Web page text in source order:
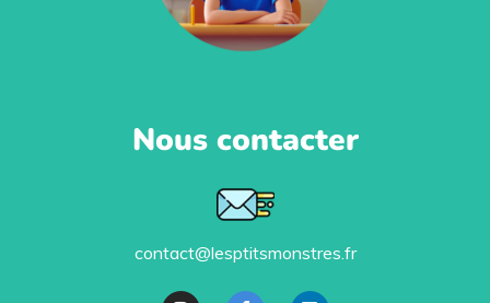
Nous contacter
contact@lesptitsmonstres.fr